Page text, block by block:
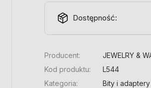
Dostępność:
Producent:
JEWELRY &
Kod produktu:
L544
Kategoria:
Bity i adaptery